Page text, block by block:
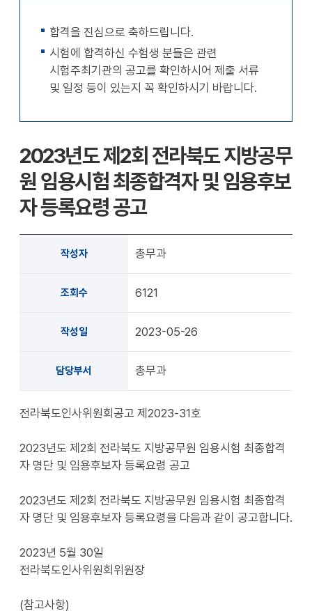
합격을 진심으로 축하드립니다.
시험에 합격하신 수험생 분들은 관련
시험주최기관의 공고를 확인하시어 제출 서류
및 일정 등이 있는지 꼭 확인하시기 바랍니다.
2023년도 제2회 전라북도 지방공무
원 임용시험 최종합격자 및 임용후보
자 등록요령 공고
작성자 총무과
조회수 6121
작성일 2023-05-26
담당부서 총무과
전라북도인사위원회공고 제2023-31호
2023년도 제2회 전라북도 지방공무원 임용시험 최종합격
자 명단 및 임용후보자 등록요령 공고
2023년도 제2회 전라북도 지방공무원 임용시험 최종합격
자 명단 및 임용후보자 등록요령을 다음과 같이 공고합니다.
2023년 5월 30일
전라북도인사위원회위원장
(참고사항)